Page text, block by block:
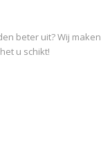
beter uit? Wij maken
u schikt!